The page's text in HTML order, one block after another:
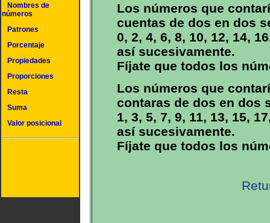
Nombres de
números
Patrones
Porcentaje
Propiedades
Proporciones
Resta
Suma
Valor posicional
Los números que
cuentas de dos en dos
0, 2, 4, 6, 8, 10, 12, 14,
así sucesivamente.
Fíjate que todos los
Los números que
contaras de dos en dos
1, 3, 5, 7, 9, 11, 13, 15,
así sucesivamente.
Fíjate que todos los